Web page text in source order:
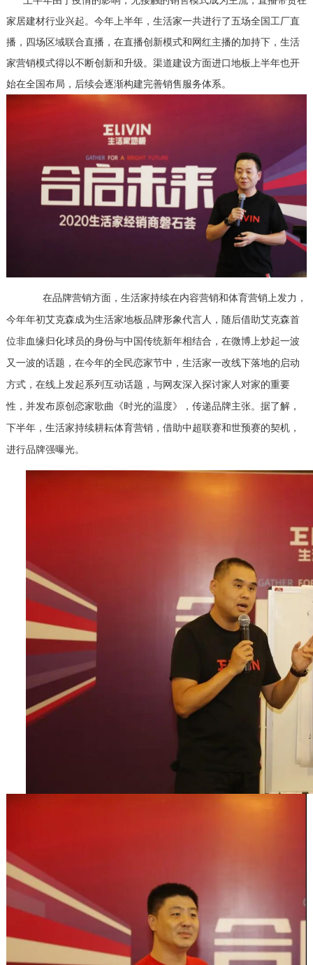
家居建材行业兴起。今年上半年，生活家一共进行了五场全国工厂直
播，四场区域联合直播，在直播创新模式和网红主播的加持下，生活
家营销模式得以不断创新和升级。渠道建设方面进口地板上半年也开
始在全国布局，后续会逐渐构建完善销售服务体系。
在品牌营销方面，生活家持续在内容营销和体育营销上发力，
今年年初艾克森成为生活家地板品牌形象代言人，随后借助艾克森首
位非血缘归化球员的身份与中国传统新年相结合，在微博上炒起一波
又一波的话题，在今年的全民恋家节中，生活家一改线下落地的启动
方式，在线上发起系列互动话题，与网友深入探讨家人对家的重要
性，并发布原创恋家歌曲《时光的温度》，传递品牌主张。据了解，
下半年，生活家持续耕耘体育营销，借助中超联赛和世预赛的契机，
进行品牌强曝光。